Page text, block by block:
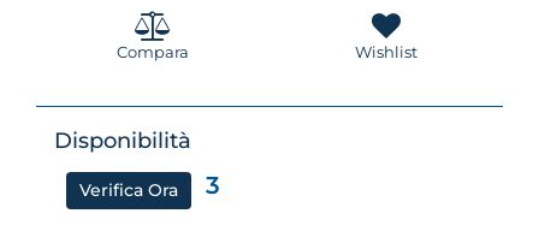
Compara Wishlist
Disponibilità
Verifica Ora 3